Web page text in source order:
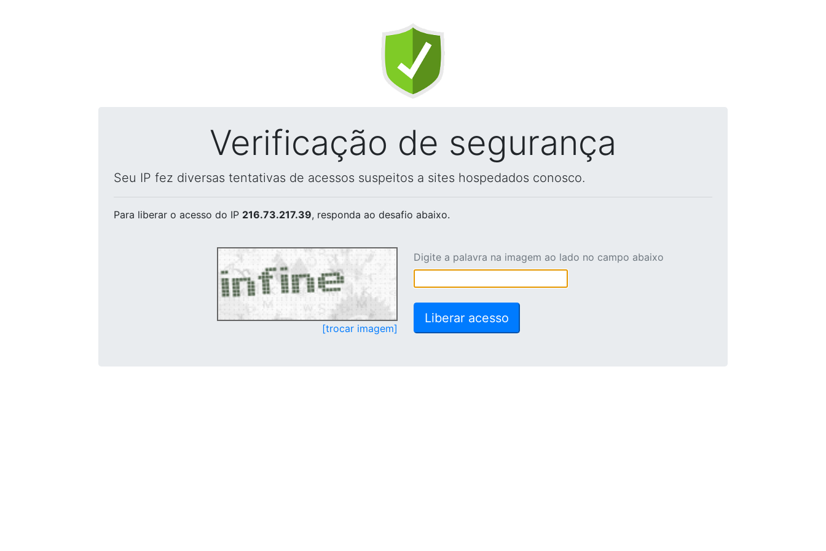
Verificação de segurança
Seu IP fez diversas tentativas de acessos suspeitos a sites hospedados conosco.
Para liberar o acesso do IP 216.73.217.39, responda ao desafio abaixo.
[trocar imagem]
Digite a palavra na imagem ao lado no campo abaixo